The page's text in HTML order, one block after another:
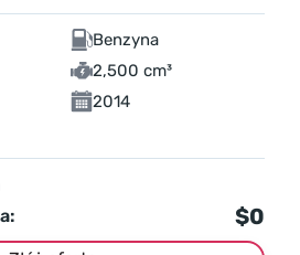
Benzyna
2,500 cm³
2014
$0